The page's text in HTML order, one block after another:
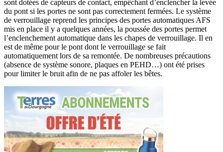
sont dotées de capteurs de contact, empêchant d’enclencher la levée
du pont si les portes ne sont pas correctement fermées. Le système
de verrouillage reprend les principes des portes automatiques AFS
mis en place il y a quelques années, la poussée des portes permet
l’enclenchement automatique dans les chapes de verrouillage. Il en
est de même pour le pont dont le verrouillage se fait
automatiquement lors de sa remontée. De nombreuses précautions
(absence de système sonore, plaques en PEHD…) ont été prises
pour limiter le bruit afin de ne pas affoler les bêtes.